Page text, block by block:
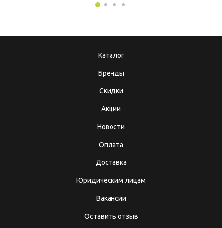
Каталог
Бренды
Скидки
Акции
Новости
Оплата
Доставка
Юридическим лицам
Вакансии
Оставить отзыв